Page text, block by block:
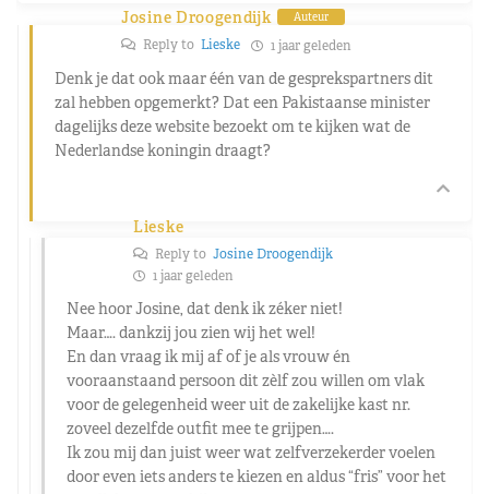
Josine Droogendijk Auteur
Reply to Lieske 1 jaar geleden
Denk je dat ook maar één van de gesprekspartners dit
zal hebben opgemerkt? Dat een Pakistaanse minister
dagelijks deze website bezoekt om te kijken wat de
Nederlandse koningin draagt?
Lieske
Reply to Josine Droogendijk
1 jaar geleden
Nee hoor Josine, dat denk ik zéker niet!
Maar…. dankzij jou zien wij het wel!
En dan vraag ik mij af of je als vrouw én
vooraanstaand persoon dit zèlf zou willen om vlak
voor de gelegenheid weer uit de zakelijke kast nr.
zoveel dezelfde outfit mee te grijpen….
Ik zou mij dan juist weer wat zelfverzekerder voelen
door even iets anders te kiezen en aldus “fris” voor het